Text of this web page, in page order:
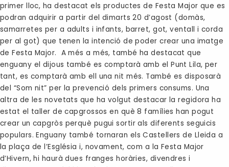
primer lloc, ha destacat els productes de Festa Major que es
podran adquirir a partir del dimarts 20 d’agost (domàs,
samarretes per a adults i infants, barret, got, ventall i corda
per al got) que tenen la intenció de poder crear una imatge
de Festa Major. A més a més, també ha destacat que
enguany el dijous també es comptarà amb el Punt Lila, per
tant, es comptarà amb ell una nit més. També es disposarà
del “Som nit” per la prevenció dels primers consums. Una
altra de les novetats que ha volgut destacar la regidora ha
estat el taller de capgrossos en què 8 famílies han pogut
crear un capgròs perquè pugui sortir als diferents seguicis
populars. Enguany també tornaran els Castellers de Lleida a
la plaça de l’Església i, novament, com a la Festa Major
d’Hivern, hi haurà dues franges horàries, divendres i